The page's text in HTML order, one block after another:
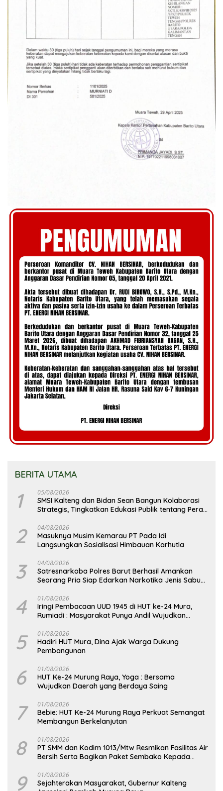
BERITA UTAMA
1 05/08/2026
SMSI Kalteng dan Bidan Sean Bangun Kolaborasi
Strategis, Tingkatkan Edukasi Publik tentang Peran
2 04/08/2026
Masuknya Musim Kemarau PT Pada Idi
Langsungkan Sosialisasi Himbauan Karhutla
3 04/08/2026
Satresnarkoba Polres Barut Berhasil Amankan
Seorang Pria Siap Edarkan Narkotika Jenis Sabu
4 01/08/2026
Iringi Pembacaan UUD 1945 di HUT ke-24 Mura,
Rumiadi : Masyarakat Punya Andil Wujudkan
5 01/08/2026
Hadiri HUT Mura, Dina Ajak Warga Dukung
Pembangunan
6 01/08/2026
HUT Ke-24 Murung Raya, Yoga : Bersama
Wujudkan Daerah yang Berdaya Saing
7 01/08/2026
Bebie: HUT Ke-24 Murung Raya Perkuat Semangat
Membangun Berkelanjutan
8 01/08/2026
PT SMM dan Kodim 1013/Mtw Resmikan Fasilitas Air
Bersih Serta Bagikan Paket Sembako Kepada
9 01/08/2026
Sejahterakan Masyarakat, Gubernur Kalteng